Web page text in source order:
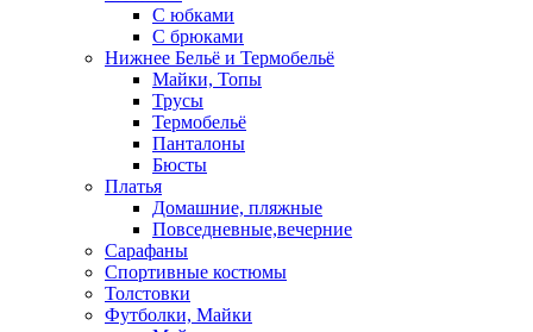
С юбками
С брюками
Нижнее Бельё и Термобельё
Майки, Топы
Трусы
Термобельё
Панталоны
Бюсты
Платья
Домашние, пляжные
Повседневные,вечерние
Сарафаны
Спортивные костюмы
Толстовки
Футболки, Майки